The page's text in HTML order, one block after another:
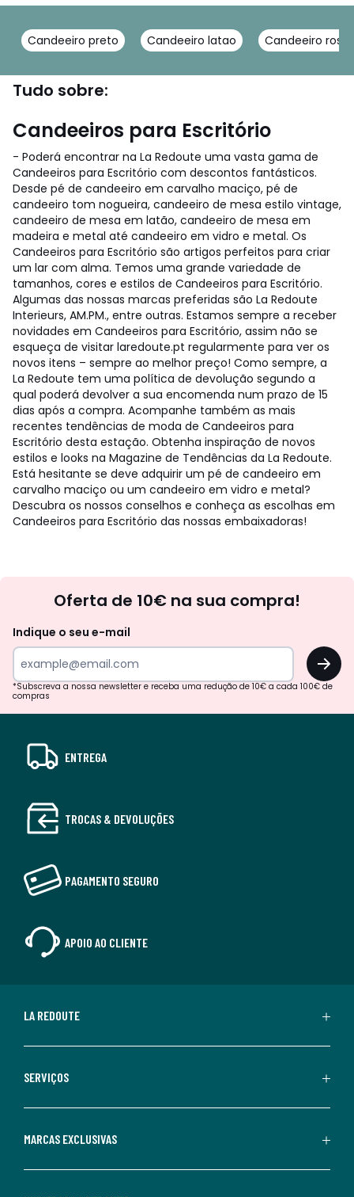
Candeeiro preto Candeeiro latao Candeeiro rosa
Tudo sobre:
Candeeiros para Escritório
- Poderá encontrar na La Redoute uma vasta gama de
Candeeiros para Escritório com descontos fantásticos.
Desde pé de candeeiro em carvalho maciço, pé de
candeeiro tom nogueira, candeeiro de mesa estilo vintage,
candeeiro de mesa em latão, candeeiro de mesa em
madeira e metal até candeeiro em vidro e metal. Os
Candeeiros para Escritório são artigos perfeitos para criar
um lar com alma. Temos uma grande variedade de
tamanhos, cores e estilos de Candeeiros para Escritório.
Algumas das nossas marcas preferidas são La Redoute
Interieurs, AM.PM., entre outras. Estamos sempre a receber
novidades em Candeeiros para Escritório, assim não se
esqueça de visitar laredoute.pt regularmente para ver os
novos itens – sempre ao melhor preço! Como sempre, a
La Redoute tem uma política de devolução segundo a
qual poderá devolver a sua encomenda num prazo de 15
dias após a compra. Acompanhe também as mais
recentes tendências de moda de Candeeiros para
Escritório desta estação. Obtenha inspiração de novos
estilos e looks na Magazine de Tendências da La Redoute.
Está hesitante se deve adquirir um pé de candeeiro em
carvalho maciço ou um candeeiro em vidro e metal?
Descubra os nossos conselhos e conheça as escolhas em
Candeeiros para Escritório das nossas embaixadoras!
Oferta de 10€ na sua compra!
Indique o seu e-mail
OK
*Subscreva a nossa newsletter e receba uma redução de 10€ a cada 100€ de
compras
ENTREGA
TROCAS & DEVOLUÇÕES
PAGAMENTO SEGURO
APOIO AO CLIENTE
LA REDOUTE
SERVIÇOS
MARCAS EXCLUSIVAS